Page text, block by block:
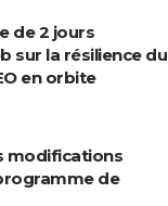
de 2 jours
sur la résilience du
en orbite
modifications
de